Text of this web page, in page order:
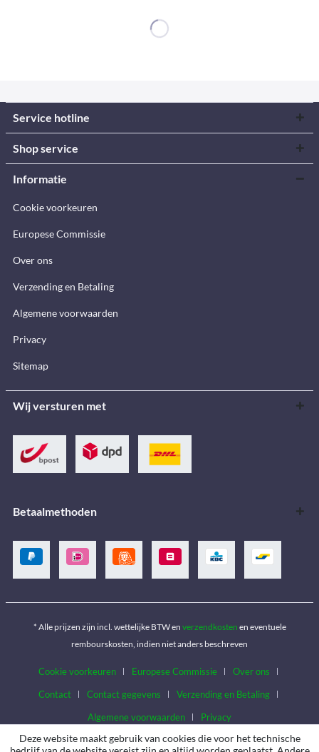
Service hotline
Shop service
Informatie
Cookie voorkeuren
Europese Commissie
Over ons
Verzending en Betaling
Algemene voorwaarden
Privacy
Sitemap
Wij versturen met
Betaalmethoden
* Alle prijzen zijn incl. wettelijke BTW en verzendkosten en eventuele
rembourskosten, indien niet anders beschreven
Cookie voorkeuren Europese Commissie
Over ons
Contact
Contact gegevens
Verzending en Betaling
Algemene voorwaarden
Privacy
Deze website maakt gebruik van cookies die voor het technische